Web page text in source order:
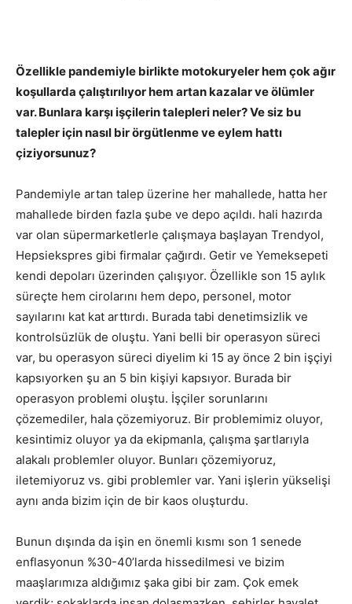
Özellikle pandemiyle birlikte motokuryeler hem çok ağır
koşullarda çalıştırılıyor hem artan kazalar ve ölümler
var. Bunlara karşı işçilerin talepleri neler? Ve siz bu
talepler için nasıl bir örgütlenme ve eylem hattı
çiziyorsunuz?
Pandemiyle artan talep üzerine her mahallede, hatta her
mahallede birden fazla şube ve depo açıldı. hali hazırda
var olan süpermarketlerle çalışmaya başlayan Trendyol,
Hepsiekspres gibi firmalar çağırdı. Getir ve Yemeksepeti
kendi depoları üzerinden çalışıyor. Özellikle son 15 aylık
süreçte hem cirolarını hem depo, personel, motor
sayılarını kat kat arttırdı. Burada tabi denetimsizlik ve
kontrolsüzlük de oluştu. Yani belli bir operasyon süreci
var, bu operasyon süreci diyelim ki 15 ay önce 2 bin işçiyi
kapsıyorken şu an 5 bin kişiyi kapsıyor. Burada bir
operasyon problemi oluştu. İşçiler sorunlarını
çözemediler, hala çözemiyoruz. Bir problemimiz oluyor,
kesintimiz oluyor ya da ekipmanla, çalışma şartlarıyla
alakalı problemler oluyor. Bunları çözemiyoruz,
iletemiyoruz vs. gibi problemler var. Yani işlerin yükselişi
aynı anda bizim için de bir kaos oluşturdu.
Bunun dışında da işin en önemli kısmı son 1 senede
enflasyonun %30-40’larda hissedilmesi ve bizim
maaşlarımıza aldığımız şaka gibi bir zam. Çok emek